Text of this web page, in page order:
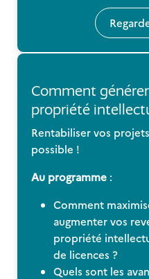
Comment
propriété
Rentabiliser vos
possible !
Au programme :
Comment
augmenter vos
propriété
de licences ?
Quels sont les